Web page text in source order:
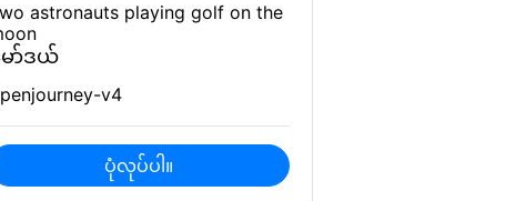
astronauts playing golf on the
ာ်ဒယ်
v4
ပုံလုပ်ပါ။